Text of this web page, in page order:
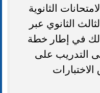
الثانوية
الثالث الثانوي عبر
في إطار خطة
التدريب على